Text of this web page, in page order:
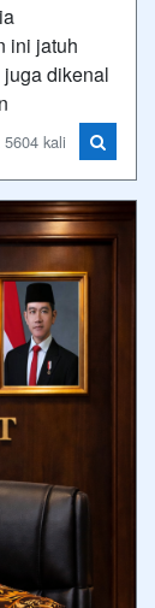
ini jatuh
dikenal
kali